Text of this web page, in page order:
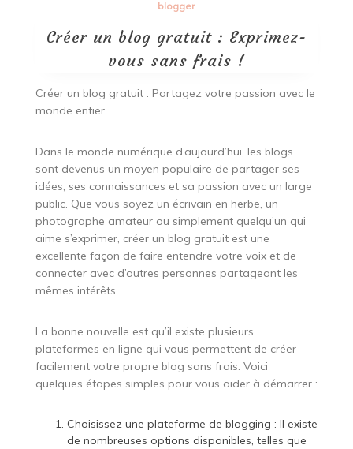
blogger
Créer un blog gratuit : Exprimez-
vous sans frais !
Créer un blog gratuit : Partagez votre passion avec le
monde entier
Dans le monde numérique d’aujourd’hui, les blogs
sont devenus un moyen populaire de partager ses
idées, ses connaissances et sa passion avec un large
public. Que vous soyez un écrivain en herbe, un
photographe amateur ou simplement quelqu’un qui
aime s’exprimer, créer un blog gratuit est une
excellente façon de faire entendre votre voix et de
connecter avec d’autres personnes partageant les
mêmes intérêts.
La bonne nouvelle est qu’il existe plusieurs
plateformes en ligne qui vous permettent de créer
facilement votre propre blog sans frais. Voici
quelques étapes simples pour vous aider à démarrer :
Choisissez une plateforme de blogging : Il existe
de nombreuses options disponibles, telles que